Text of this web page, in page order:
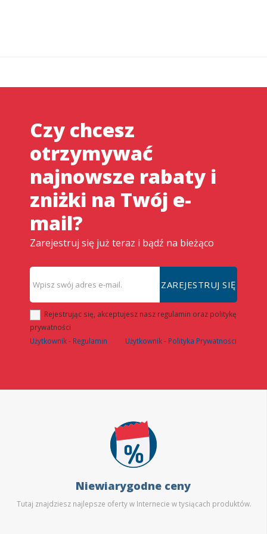
Czy chcesz
otrzymywać
najnowsze rabaty i
zniżki na Twój e-
mail?
Zarejestruj się już teraz i bądź na bieżąco
ZAREJESTRUJ SIĘ
Rejestrując się, akceptujesz nasz regulamin oraz politykę
prywatności
Użytkownik - Regulamin
Użytkownik - Polityka Prywatności
Niewiarygodne ceny
Tutaj znajdziesz najlepsze oferty w Internecie w tysiącach produktów.